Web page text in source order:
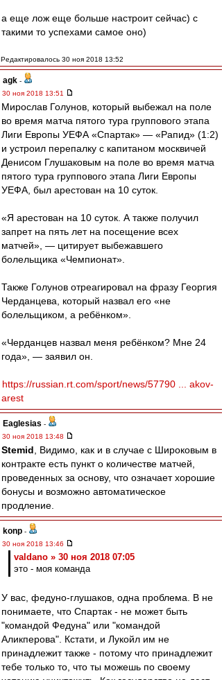
а еще лож еще больше настроит сейчас) с
такими то успехами самое оно)
Редактировалось 30 ноя 2018 13:52
agk -
30 ноя 2018 13:51
Мирослав Голунов, который выбежал на поле
во время матча пятого тура группового этапа
Лиги Европы УЕФА «Спартак» — «Рапид» (1:2)
и устроил перепалку с капитаном москвичей
Денисом Глушаковым на поле во время матча
пятого тура группового этапа Лиги Европы
УЕФА, был арестован на 10 суток.
«Я арестован на 10 суток. А также получил
запрет на пять лет на посещение всех
матчей», — цитирует выбежавшего
болельщика «Чемпионат».
Также Голунов отреагировал на фразу Георгия
Черданцева, который назвал его «не
болельщиком, а ребёнком».
«Черданцев назвал меня ребёнком? Мне 24
года», — заявил он.
https://russian.rt.com/sport/news/57790 ... akov-
arest
Eaglesias -
30 ноя 2018 13:48
Stemid , Видимо, как и в случае с Широковым в
контракте есть пункт о количестве матчей,
проведенных за основу, что означает хорошие
бонусы и возможно автоматическое
продление.
konp -
30 ноя 2018 13:46
valdano » 30 ноя 2018 07:05
это - моя команда
У вас, федуно-глушаков, одна проблема. В не
понимаете, что Спартак - не может быть
"командой Федуна" или "командой
Аликперова". Кстати, и Лукойл им не
принадлежит также - потому что принадлежит
тебе только то, что ты можешь по своему